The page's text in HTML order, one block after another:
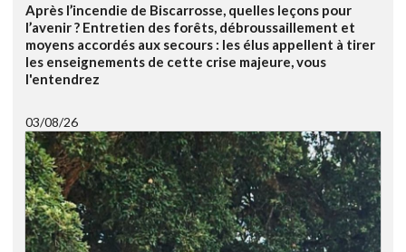
Après l’incendie de Biscarrosse, quelles leçons pour
l’avenir ? Entretien des forêts, débroussaillement et
moyens accordés aux secours : les élus appellent à tirer
les enseignements de cette crise majeure, vous
l'entendrez
03/08/26